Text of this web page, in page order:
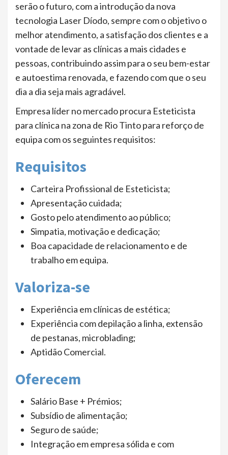
serão o futuro, com a introdução da nova
tecnologia Laser Díodo, sempre com o objetivo o
melhor atendimento, a satisfação dos clientes e a
vontade de levar as clínicas a mais cidades e
pessoas, contribuindo assim para o seu bem-estar
e autoestima renovada, e fazendo com que o seu
dia a dia seja mais agradável.
Empresa líder no mercado procura Esteticista
para clínica na zona de Rio Tinto para reforço de
equipa com os seguintes requisitos:
Requisitos
Carteira Profissional de Esteticista;
Apresentação cuidada;
Gosto pelo atendimento ao público;
Simpatia, motivação e dedicação;
Boa capacidade de relacionamento e de
trabalho em equipa.
Valoriza-se
Experiência em clínicas de estética;
Experiência com depilação a linha, extensão
de pestanas, microblading;
Aptidão Comercial.
Oferecem
Salário Base + Prémios;
Subsídio de alimentação;
Seguro de saúde;
Integração em empresa sólida e com